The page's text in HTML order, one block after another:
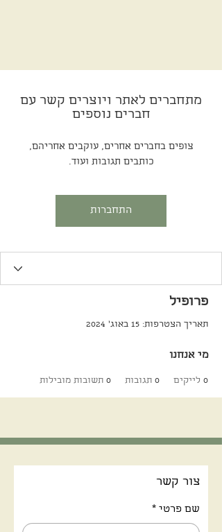
מתחברים לאתר ויוצרים קשר עם
חברים נוספים
צופים בחברים אחרים, עוקבים אחריהם,
כותבים תגובות ועוד.
התחברות
פרופיל
תאריך הצטרפות: 15 באוג׳ 2024
מי אנחנו
0 לייקים 0 תגובות 0 תשובות מובילות
צור קשר
שם פרטי *